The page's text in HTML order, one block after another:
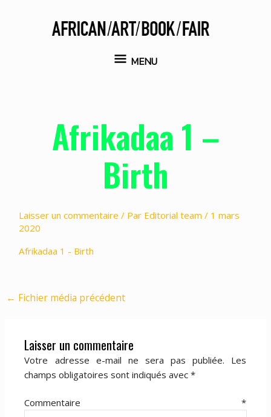
MENU
MENU
Afrikadaa 1 –
Birth
Laisser un commentaire / Par Editorial team / 1 mars
2020
Afrikadaa 1 - Birth
← Fichier média précédent
Laisser un commentaire
Votre adresse e-mail ne sera pas publiée.
Les
champs obligatoires sont indiqués avec*
Commentaire*